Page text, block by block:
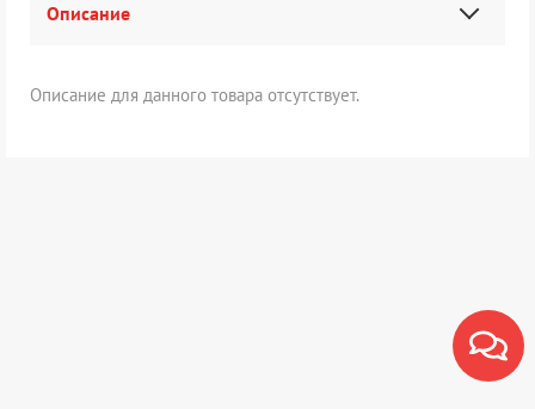
Описание
Описание для данного товара отсутствует.